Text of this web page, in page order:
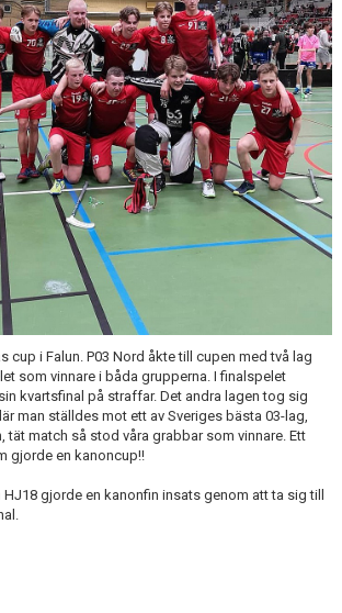
cup i Falun. P03 Nord åkte till cupen med två lag
som vinnare i båda grupperna. I finalspelet
kvartsfinal på straffar. Det andra lagen tog sig
man ställdes mot ett av Sveriges bästa 03-lag,
tät match så stod våra grabbar som vinnare. Ett
gjorde en kanoncup!!
gjorde en kanonfin insats genom att ta sig till